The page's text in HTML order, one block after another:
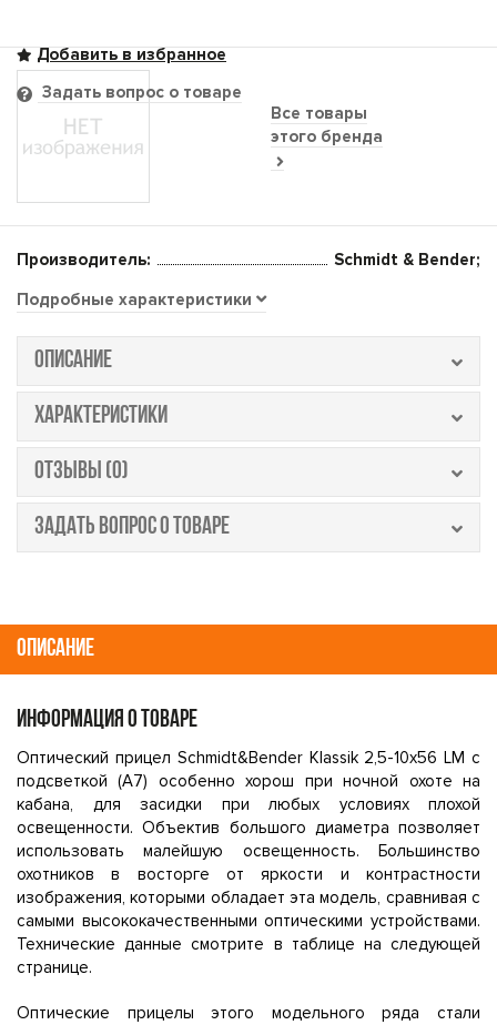
Все товары
этого бренда
Задать вопрос о товаре
Производитель:
Schmidt & Bender;
Подробные характеристики
ОПИСАНИЕ
ХАРАКТЕРИСТИКИ
ОТЗЫВЫ (0)
ЗАДАТЬ ВОПРОС О ТОВАРЕ
ОПИСАНИЕ
ИНФОРМАЦИЯ О ТОВАРЕ
Оптический прицел Schmidt&Bender Klassik 2,5-10x56 LM с
подсветкой (A7) особенно хорош при ночной охоте на
кабана, для засидки при любых условиях плохой
освещенности. Объектив большого диаметра позволяет
использовать малейшую освещенность. Большинство
охотников в восторге от яркости и контрастности
изображения, которыми обладает эта модель, сравнивая с
самыми высококачественными оптическими устройствами.
Технические данные смотрите в таблице на следующей
странице.
Оптические прицелы этого модельного ряда стали